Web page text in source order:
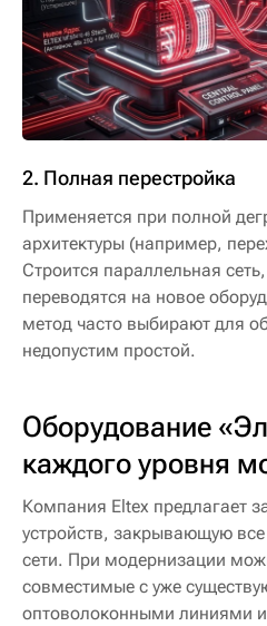
2. Полная перестройка
Применяется при полной
архитектуры (например,
Строится параллельная
переводятся на новое
метод часто выбирают для
недопустим простой.
Оборудование
каждого уровня
Компания Eltex предлагает
устройств, закрывающую
сети. При модернизации
совместимые с уже
оптоволоконными линиями